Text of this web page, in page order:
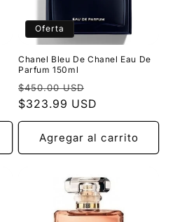
Oferta
Chanel Bleu De Chanel Eau De
Parfum 150ml
Precio
habitual
$450.00 USD
de
oferta
$323.99 USD
Agregar al carrito